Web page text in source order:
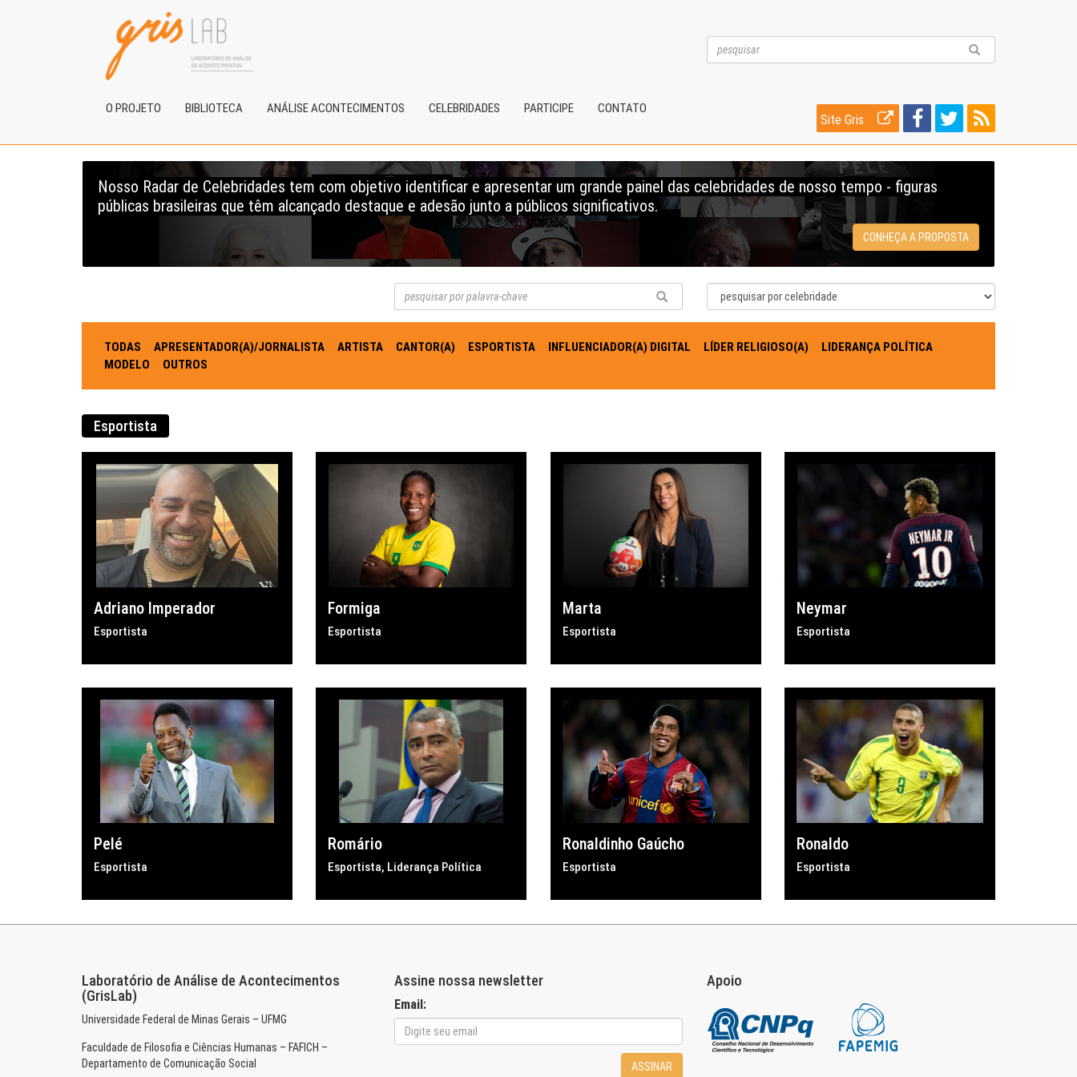
O PROJETO BIBLIOTECA ANÁLISE ACONTECIMENTOS CELEBRIDADES PARTICIPE CONTATO
Site Gris
Nosso Radar de Celebridades tem com objetivo identificar e apresentar um grande painel das celebridades de nosso tempo - figuras
públicas brasileiras que têm alcançado destaque e adesão junto a públicos significativos.
CONHEÇA A PROPOSTA
TODAS APRESENTADOR(A)/JORNALISTA ARTISTA CANTOR(A) ESPORTISTA INFLUENCIADOR(A) DIGITAL LÍDER RELIGIOSO(A)
LIDERANÇA POLÍTICA
MODELO
OUTROS
Esportista
Adriano Imperador
Esportista
Formiga
Esportista
Marta
Esportista
Neymar
Esportista
Pelé
Esportista
Romário
Esportista, Liderança Política
Ronaldinho Gaúcho
Esportista
Ronaldo
Esportista
Laboratório de Análise de Acontecimentos
(GrisLab)
Universidade Federal de Minas Gerais – UFMG
Faculdade de Filosofia e Ciências Humanas – FAFICH –
Departamento de Comunicação Social
Assine nossa newsletter
Email:
ASSINAR
Apoio